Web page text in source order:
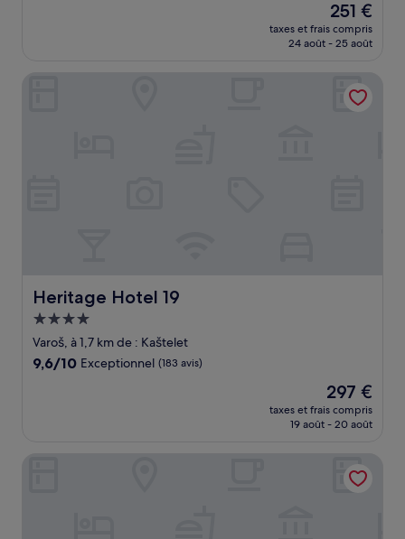
Le
nouveau
prix
de
251 €
251 €
taxes et frais compris
24 août - 25 août
Heritage Hotel 19
Heritage Hotel 19
Hébergement
4.0 étoiles
Varoš, à 1,7 km de : Kaštelet
9.6
9,6/10 Exceptionnel (183 avis)
Le
nouveau
prix
de
297 €
297 €
taxes et frais compris
19 août - 20 août